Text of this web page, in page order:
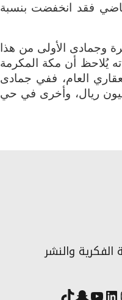
الماضي فقد انخفضت بنسبة
وجمادى الأولى من هذا
في الوقت ذاته يُلاحظ أن مكة المكرمة
العام، ففي جمادى
صفقة في حي المعابدة في مكة المكرمة بقيمة 300 مليون ريال، وأخرى في حي
والنشر